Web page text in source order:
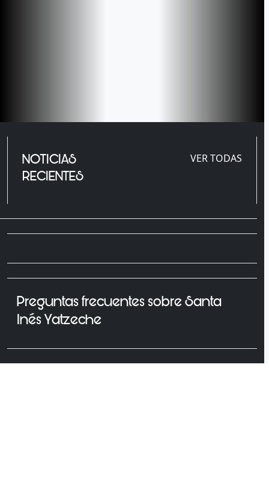
NOTICIAS
RECIENTES
VER TODAS
Preguntas frecuentes sobre Santa
Inés Yatzeche